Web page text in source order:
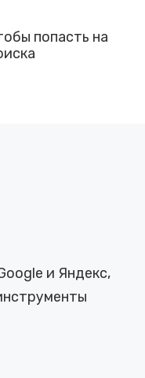
попасть на
и Яндекс,